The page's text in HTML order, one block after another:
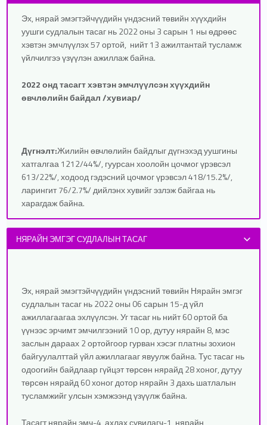
Эх, нярай эмэгтэйчүүдийн үндэсний төвийн хүүхдийн
уушги судлалын тасаг нь 2022 оны 3 сарын 1 ны өдрөөс
хэвтэн эмчлүүлэх 57 ортой, нийт 13 ажилтантай тусламж
үйлчилгээ үзүүлэн ажиллаж байна.
2022 онд тасагт хэвтэн эмчлүүлсэн хүүхдийн
өвчлөлийн байдал/хувиар/
Дүгнэлт:Жилийн өвчлөлийн байдлыг дүгнэхэд уушгины
хатгалгаа 1212/44%/, гуурсан хоолойн цочмог үрэвсэл
613/22%/, ходоод гэдэсний цочмог үрэвсэл 418/15.2%/,
ларингит 76/2.7%/ дийлэнх хувийг эзлэж байгаа нь
харагдаж байна.
НЯРАЙН ЭМГЭГ СУДЛАЛЫН ТАСАГ
Эх, нярай эмэгтэйчүүдийн үндэсний төвийн Нярайн эмгэг
судлалын тасаг нь 2022 оны 06 сарын 15-д үйл
ажиллагаагаа эхлүүлсэн. Уг тасаг нь нийт 60 ортой ба
үүнээс эрчимт эмчилгээний 10 ор, дутуу нярайн 8, мэс
заслын дараах 2 ортойгоор гурван хэсэгплатнызохион
байгуулалттай үйл ажиллагааг явуулж байна. Тус тасаг нь
одоогийн байдлаар гүйцэт төрсөн нярайд 28 хоног, дутуу
төрсөн нярайд 60 хоног дотор нярайн 3 дахь шатлалын
тусламжийг улсын хэмжээнд үзүүлж байна.
Тасагт нярайн эмч-4, ахлах сувилагч-1, нярайн